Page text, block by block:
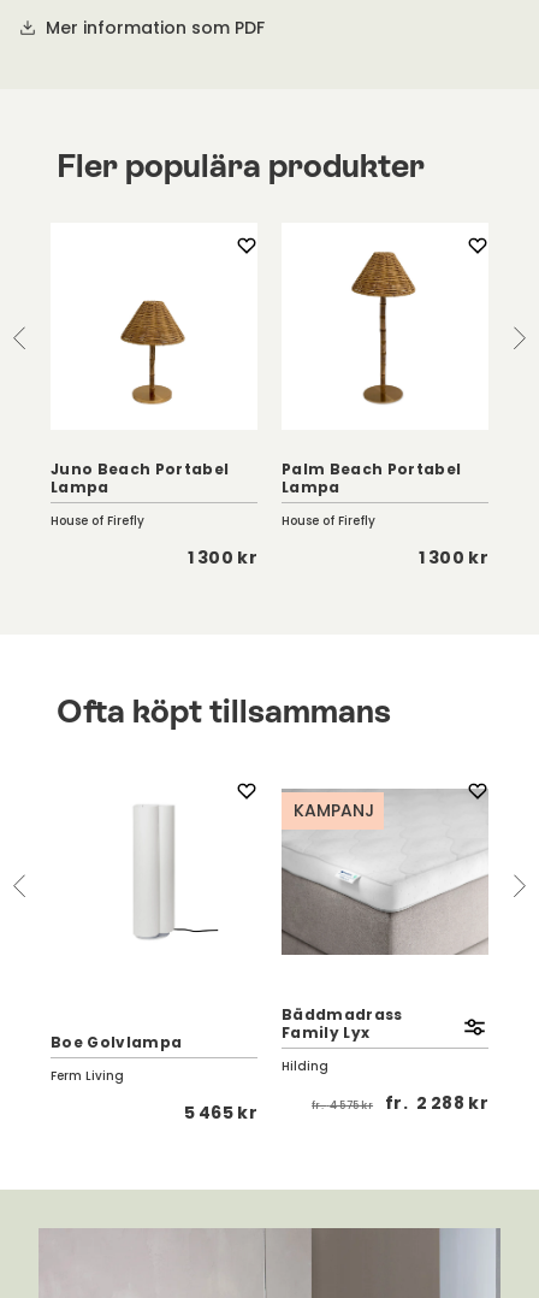
Mer information som PDF
Fler populära produkter
Juno Beach Portabel
Lampa
House of Firefly
1 300 kr
Palm Beach Portabel
Lampa
House of Firefly
1 300 kr
Ofta köpt tillsammans
Boe Golvlampa
Ferm Living
5 465 kr
KAMPANJ
Bäddmadrass
Family Lyx
Hilding
fr.4 575 kr fr. 2 288 kr